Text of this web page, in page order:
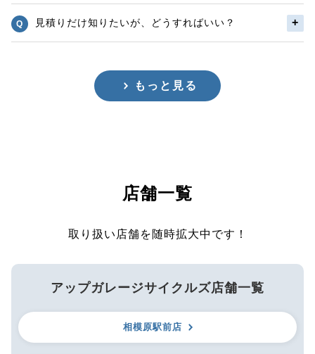
見積りだけ知りたいが、どうすればいい？
もっと見る
店舗一覧
取り扱い店舗を随時拡大中です！
アップガレージサイクルズ店舗一覧
相模原駅前店